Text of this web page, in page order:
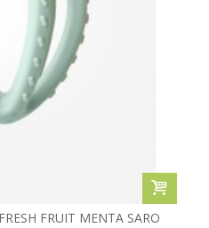
FRUIT MENTA SARO